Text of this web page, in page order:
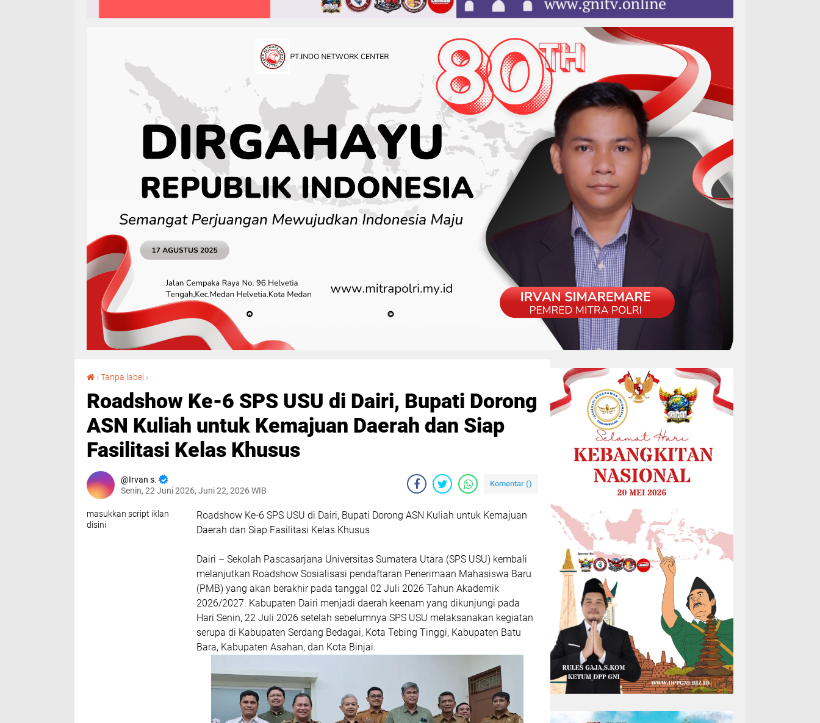
›Tanpa label ›
Roadshow Ke-6 SPS USU di Dairi, Bupati Dorong
ASN Kuliah untuk Kemajuan Daerah dan Siap
Fasilitasi Kelas Khusus
Irvan s.
Senin, 22 Juni 2026, Juni 22, 2026 WIB
Komentar ()
masukkan script iklan
disini
Roadshow Ke-6 SPS USU di Dairi, Bupati Dorong ASN Kuliah untuk Kemajuan
Daerah dan Siap Fasilitasi Kelas Khusus
Dairi – Sekolah Pascasarjana Universitas Sumatera Utara (SPS USU) kembali
melanjutkan Roadshow Sosialisasi pendaftaran Penerimaan Mahasiswa Baru
(PMB) yang akan berakhir pada tanggal 02 Juli 2026 Tahun Akademik
2026/2027. Kabupaten Dairi menjadi daerah keenam yang dikunjungi pada
Hari Senin, 22 Juli 2026 setelah sebelumnya SPS USU melaksanakan kegiatan
serupa di Kabupaten Serdang Bedagai, Kota Tebing Tinggi, Kabupaten Batu
Bara, Kabupaten Asahan, dan Kota Binjai.